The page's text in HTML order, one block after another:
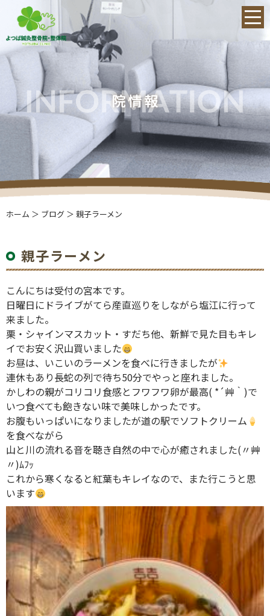
ホーム ＞ ブログ ＞ 親子ラーメン
親子ラーメン
こんにちは受付の宮本です。
日曜日にドライブがてら産直巡りをしながら塩江に行って
来ました。
栗・シャインマスカット・すだち他、新鮮で見た目もキレ
イでお安く沢山買いました
お昼は、いこいのラーメンを食べに行きましたが
連休もあり長蛇の列で待ち50分でやっと座れました。
かしわの親がコリコリ食感とフワフワ卵が最高( *´艸｀)で
いつ食べても飽きない味で美味しかったです。
お腹もいっぱいになりましたが道の駅でソフトクリーム
を食べながら
山と川の流れる音を聴き自然の中で心が癒されました(〃艸
〃)ﾑﾌｯ
これから寒くなると紅葉もキレイなので、また行こうと思
います